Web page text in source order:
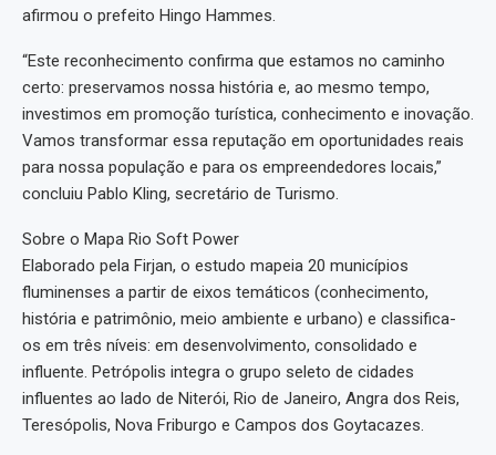
afirmou o prefeito Hingo Hammes.
“Este reconhecimento confirma que estamos no caminho
certo: preservamos nossa história e, ao mesmo tempo,
investimos em promoção turística, conhecimento e inovação.
Vamos transformar essa reputação em oportunidades reais
para nossa população e para os empreendedores locais,”
concluiu Pablo Kling, secretário de Turismo.
Sobre o Mapa Rio Soft Power
Elaborado pela Firjan, o estudo mapeia 20 municípios
fluminenses a partir de eixos temáticos (conhecimento,
história e patrimônio, meio ambiente e urbano) e classifica-
os em três níveis: em desenvolvimento, consolidado e
influente. Petrópolis integra o grupo seleto de cidades
influentes ao lado de Niterói, Rio de Janeiro, Angra dos Reis,
Teresópolis, Nova Friburgo e Campos dos Goytacazes.